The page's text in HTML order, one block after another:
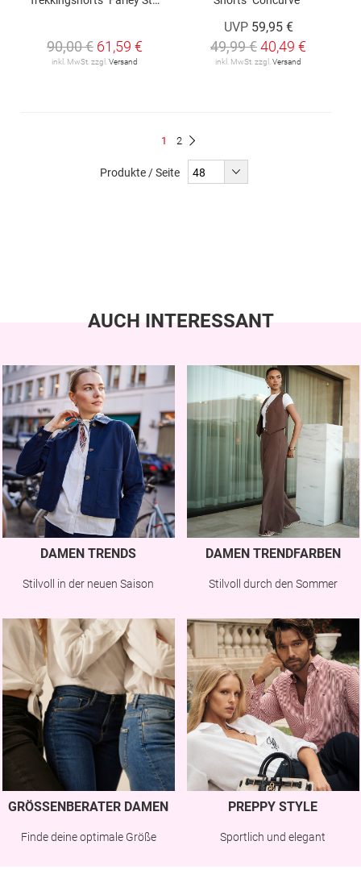
90,00 € 61,59 €
inkl. MwSt. zzgl. Versand
UVP 59,95 €
49,99 €40,49 €
inkl. MwSt. zzgl. Versand
Du
gerade
1 Seite
2
Produkte / Seite
AUCH INTERESSANT
DAMEN TRENDS
Stilvoll in der neuen Saison
DAMEN TRENDFARBEN
Stilvoll durch den Sommer
GRÖSSENBERATER DAMEN
Finde deine optimale Größe
PREPPY STYLE
Sportlich und elegant